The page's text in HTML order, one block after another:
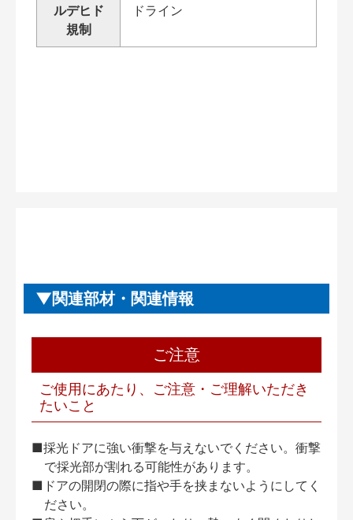
ルデヒド
規制
ドライン
関連部材・関連情報
ご注意
ご使用にあたり、ご注意・ご理解いただき
たいこと
■採光ドアに強い衝撃を与えないでください。衝撃
で採光部が割れる可能性があります。
■ドアの開閉の際に指や手を挟まないようにしてく
ださい。